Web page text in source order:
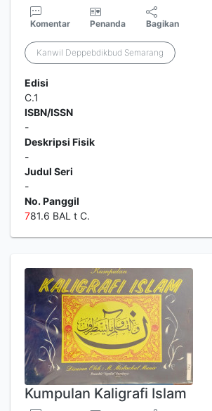
Komentar Penanda Bagikan
Kanwil Deppebdikbud Semarang
Edisi
C.1
ISBN/ISSN
-
Deskripsi Fisik
-
Judul Seri
-
No. Panggil
781.6 BAL t C.
Kumpulan Kaligrafi Islam